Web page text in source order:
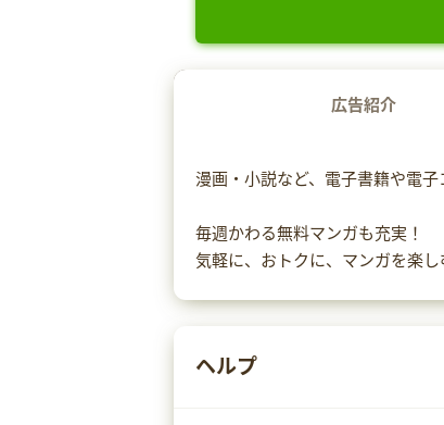
広告紹介
漫画・小説など、電子書籍や電
毎週かわる無料マンガも充実！
気軽に、おトクに、マンガを楽し
ヘルプ